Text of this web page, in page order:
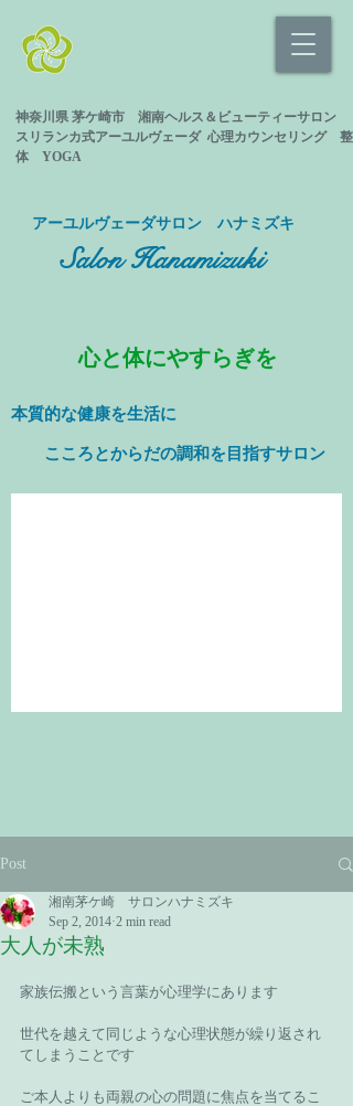
神奈川県 茅ケ崎市 湘南ヘルス＆ビューティーサロン
スリランカ式アーユルヴェーダ 心理カウンセリング 整
体 YOGA
​アーユルヴェーダサロン ハナミズキ
Salon Hanamizuki
心と体にやすらぎを
本質的な健康を生活に
​ こころとからだの調和を目指すサロン
Post
大人が未熟
湘南茅ケ崎 サロンハナミズキ
Sep 2, 2014 2 min read
家族伝搬という言葉が心理学にあります
世代を越えて同じような心理状態が繰り返され
てしまうことです
ご本人よりも両親の心の問題に焦点を当てるこ